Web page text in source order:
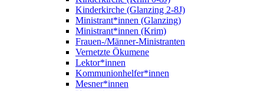
Kinderkirche (Glanzing 2-8J)
Ministrant*innen (Glanzing)
Ministrant*innen (Krim)
Frauen-/Männer-Ministranten
Vernetzte Ökumene
Lektor*innen
Kommunionhelfer*innen
Mesner*innen